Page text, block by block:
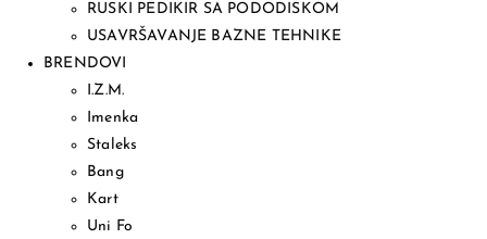
RUSKI PEDIKIR SA PODODISKOM
USAVRŠAVANJE BAZNE TEHNIKE
BRENDOVI
I.Z.M.
Imenka
Staleks
Bang
Kart
Uni Fo